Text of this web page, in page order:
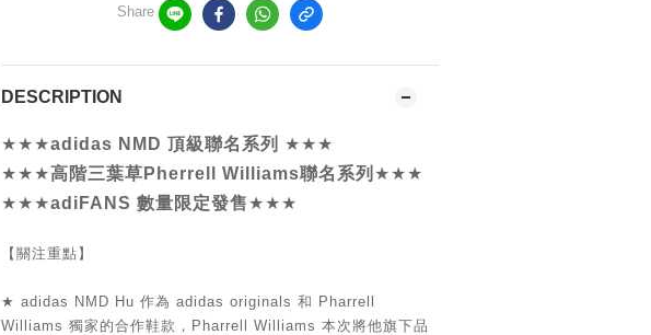
Share
DESCRIPTION
★★★adidas NMD 頂級聯名系列 ★★★
★★★高階三葉草Pherrell Williams聯名系列 ★★★
★★★adiFANS 數量限定發售★★★
【關注重點】
★ adidas NMD Hu 作為 adidas originals 和 Pharrell
Williams 獨家的合作鞋款，Pharrell Williams 本次將他旗下品